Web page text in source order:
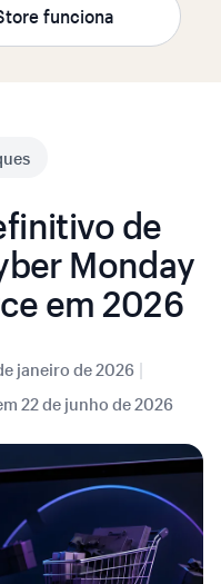
funciona
de
Monday
em 2026
janeiro de 2026 |
22 de junho de 2026